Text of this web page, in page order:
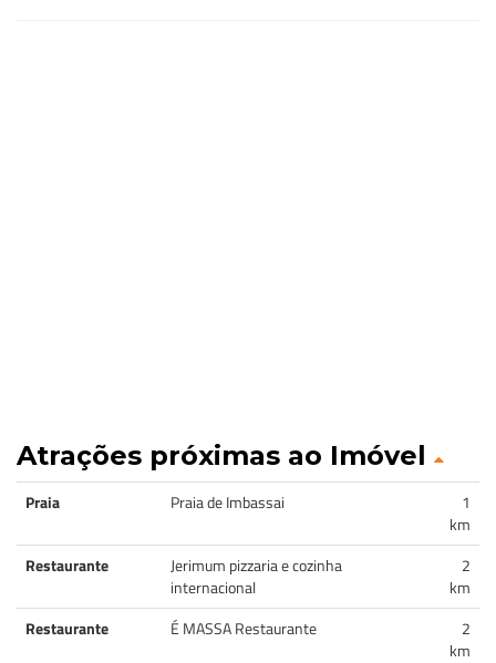
Atrações próximas ao Imóvel
Praia Praia de Imbassai
1
km
Restaurante
Jerimum pizzaria e cozinha
internacional
2
km
Restaurante
É MASSA Restaurante
2
km